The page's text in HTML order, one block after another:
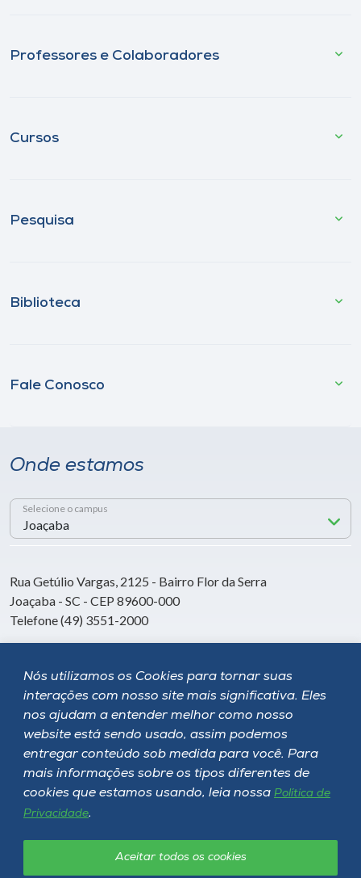
Nós utilizamos os Cookies para tornar suas
interações com nosso site mais significativa. Eles
nos ajudam a entender melhor como nosso
website está sendo usado, assim podemos
entregar conteúdo sob medida para você. Para
mais informações sobre os tipos diferentes de
cookies que estamos usando, leia nossa Política de
Privacidade.
Aceitar todos os cookies
Professores e Colaboradores
Cursos
Pesquisa
Biblioteca
Fale Conosco
Onde estamos
Selecione o campus
Rua Getúlio Vargas, 2125 - Bairro Flor da Serra
Joaçaba - SC - CEP 89600-000
Telefone (49) 3551-2000
Siga a Unoesc
Política de privacidade LGPD